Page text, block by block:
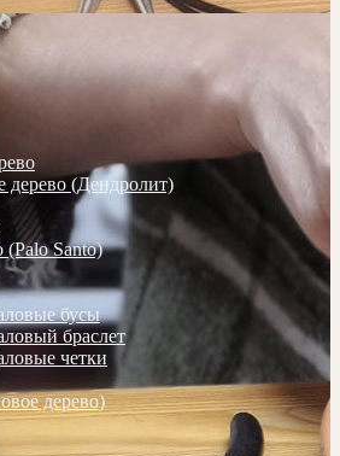
дерево (Дендролит)
Santo)
бусы
браслет
четки
дерево)